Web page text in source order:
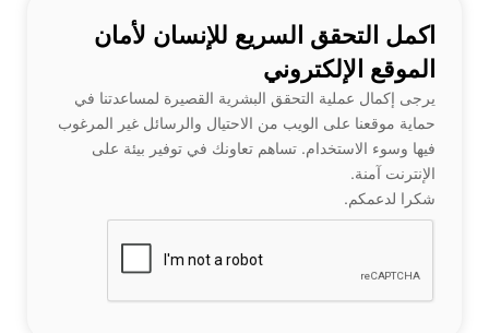
اكمل التحقق السريع للإنسان لأمان
الموقع الإلكتروني
يرجى إكمال عملية التحقق البشرية القصيرة لمساعدتنا في
حماية موقعنا على الويب من الاحتيال والرسائل غير المرغوب
فيها وسوء الاستخدام. تساهم تعاونك في توفير بيئة على
الإنترنت آمنة.
شكرا لدعمكم.